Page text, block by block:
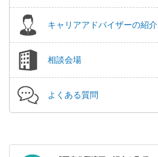
キャリアアドバイザーの紹介
相談会場
よくある質問